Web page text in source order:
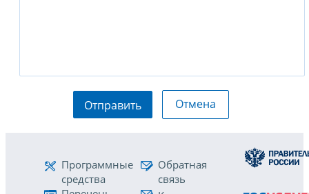
Отправить Отмена
Программные
средства
Обратная
связь